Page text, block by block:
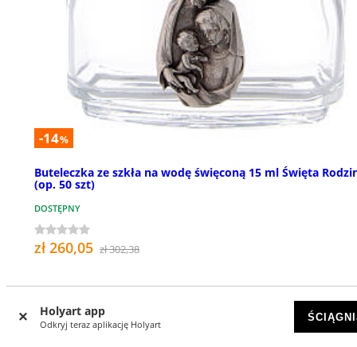
Holyart app
Odkryj teraz aplikację Holyart
-14%
Buteleczka ze szkła na wodę święconą 15 ml Święta
(op. 50 szt)
DOSTĘPNY
zł 260,05 zł 302,38